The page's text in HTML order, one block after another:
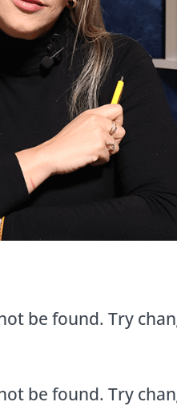
be found. Try
be found. Try